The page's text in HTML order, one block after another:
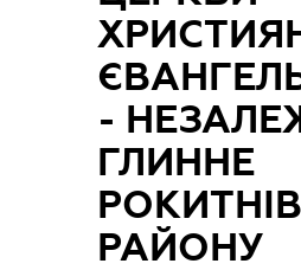
-
ГЛИННЕ
РАЙОНУ